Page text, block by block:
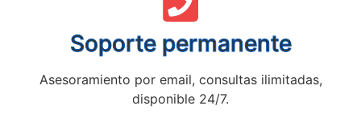
Soporte permanente
Asesoramiento por email, consultas ilimitadas,
disponible 24/7.